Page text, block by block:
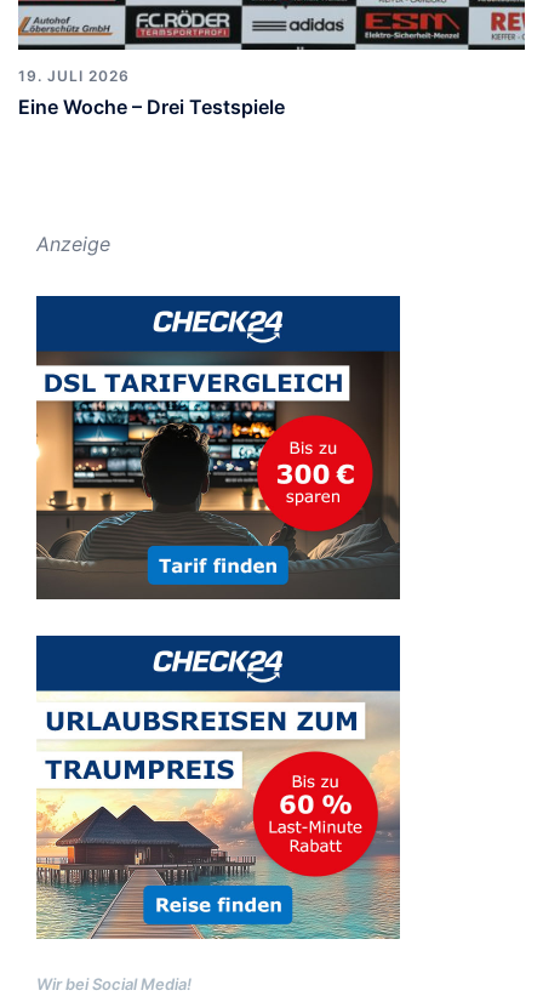
19. JULI 2026
Eine Woche – Drei Testspiele
Anzeige
Wir bei Social Media!